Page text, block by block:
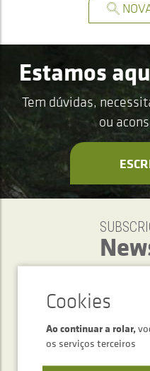
Estamos
Tem dúvidas,
ou
Ao continuar a rolar,
os serviços terceiros